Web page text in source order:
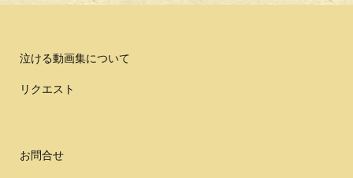
泣ける動画集について
リクエスト
お問合せ